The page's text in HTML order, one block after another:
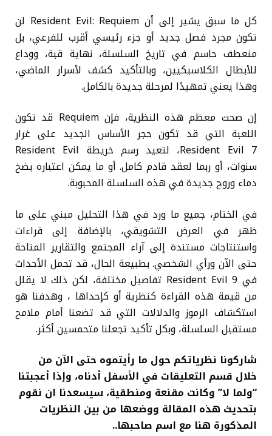
كل ما سبق يشير إلى أن Resident Evil: Requiem لن
تكون مجرد فصل جديد أو جزء رئيسي أقرب للفرعي، بل
منعطف حاسم في تاريخ السلسلة، نهاية قبة، ووداع
للأبطال الكلاسيكيين، وبالتأكيد كشف لأسرار الماضي،
وهذا يعني تمهيدًا لمرحلة جديدة بالكامل.
إن صحت معظم هذه النظرية، فإن Requiem قد تكون
اللعبة التي قد تكون حجر الأساس الجديد على غرار
Resident Evil 7، لتعيد رسم خريطة Resident Evil
سنوات، أو ربما لعقد قادم كامل. أو ما يمكن اعتباره بضخ
دماء وروح جديدة في هذه السلسلة المحبوبة.
في الختام، جميع ما ورد في هذا التحليل مبني على ما
ظهر في العرض التشويقي، بالإضافة إلى قراءات
واستنتاجات مستندة إلى آراء المجتمع والتقارير المتاحة
حتى الآن ورأي الشخصي. بطبيعة الحال، قد تحمل الأحداث
في Resident Evil 9 تفاصيل مختلفة، لكن ذلك لا يقلل
من قيمة هذه القراءة كنظرية أو كإحداها ، وهدفنا هو
استكشاف الرموز والدلالات التي قد تضعنا أمام ملامح
مستقبل السلسلة، وبكل تأكيد تجعلنا متحمسين أكثر.
شاركونا نظرياتكم حول ما رأيتموه حتى الآن من
خلال قسم التعليقات في الأسفل أدناه، وإذا أعجبتنا
“ولما لا” وكانت مقنعة ومنطقية، سيسعدنا ان نقوم
بتحديث هذه المقالة ووضعها من بين النظريات
المذكورة هنا مع اسم صاحبها..